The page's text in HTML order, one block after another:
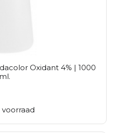
Oxidant 4% | 1000
ml.